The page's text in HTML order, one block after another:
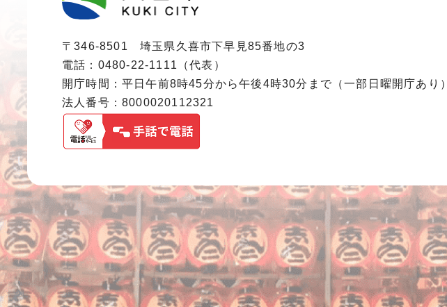
〒346-8501 埼玉県久喜市下早見85番地の3
電話：0480-22-1111（代表）
開庁時間：平日午前8時45分から午後4時30分まで（一部日曜開庁あり）
法人番号：8000020112321